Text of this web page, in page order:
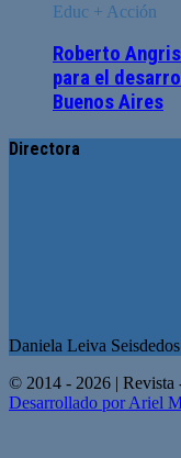
Educ + Acción
Roberto
para el
Buenos Aires
Directora
Daniela Leiva Seisdedos
© 2014 - 2026 |
Desarrollado por Ariel